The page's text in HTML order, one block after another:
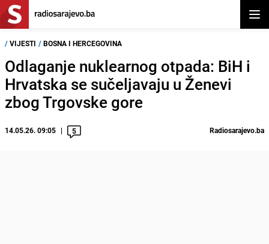
/ VIJESTI / BOSNA I HERCEGOVINA
Odlaganje nuklearnog otpada: BiH i
Hrvatska se sučeljavaju u Ženevi
zbog Trgovske gore
14.05.26. 09:05 5 Radiosarajevo.ba